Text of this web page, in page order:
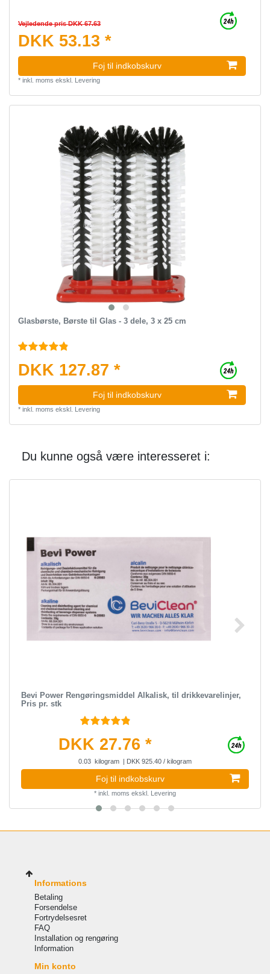
Vejledende pris DKK 67.63
DKK 53.13 *
Foj til indkobskurv
* inkl. moms ekskl. Levering
Glasbørste, Børste til Glas - 3 dele, 3 x 25 cm
DKK 127.87 *
Foj til indkobskurv
* inkl. moms ekskl. Levering
Du kunne også være interesseret i:
Bevi Power Rengøringsmiddel Alkalisk, til drikkevarelinjer,
Pris pr. stk
DKK 27.76 *
0.03 kilogram | DKK 925.40 / kilogram
Foj til indkobskurv
* inkl. moms ekskl. Levering
Informations
Betaling
Forsendelse
Fortrydelsesret
FAQ
Installation og rengøring
Information
Min konto